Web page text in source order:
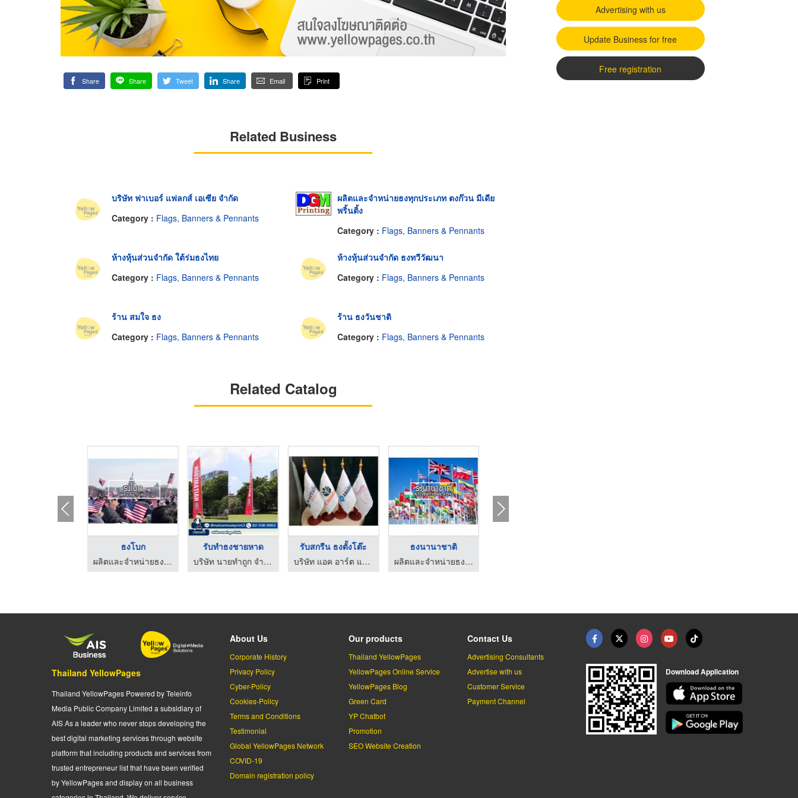
Share Share Tweet Share Email Print
Related Business
บริษัท ฟาเบอร์ แฟลกส์ เอเซีย จำกัด
Category : Flags, Banners & Pennants
ผลิตและจำหน่ายธงทุกประเภท ตงก๊วน มีเดีย
พริ้นติ้ง
Category : Flags, Banners & Pennants
ห้างหุ้นส่วนจำกัด ใต้ร่มธงไทย
Category : Flags, Banners & Pennants
ห้างหุ้นส่วนจำกัด ธงทวีวัฒนา
Category : Flags, Banners & Pennants
ร้าน สมใจ ธง
Category : Flags, Banners & Pennants
ร้าน ธงวันชาติ
Category : Flags, Banners & Pennants
Related Catalog
ธงโบก
ผลิตและจำหน่ายธงทุกประเภท ตงก๊วน มีเดีย พริ้นติ้ง
รับทําธงชายหาด
บริษัท นายทำถูก จำกัด
รับสกรีน ธงตั้งโต๊ะ
บริษัท แอค อาร์ต แอดเวอร์ไทซิ่ง จำกัด
ธงนานาชาติ
ผลิตและจำหน่ายธงทุกประเภท ตงก๊วน มีเดีย พริ้นติ้ง
Advertising with us
Update Business for free
Free registration
Thailand YellowPages
Thailand YellowPages Powered by Teleinfo
Media Public Company Limited a subsidiary of
AIS As a leader who never stops developing the
best digital marketing services through website
platform that including products and services from
trusted entrepreneur list that have been verified
by YellowPages and display on all business
About Us
Corporate History
Privacy Policy
Cyber-Policy
Cookies-Policy
Terms and Conditions
Testimonial
Global YellowPages Network
COVID-19
Domain registration policy
Our products
Thailand YellowPages
YellowPages Online Service
YellowPages Blog
Green Card
YP Chatbot
Promotion
SEO Website Creation
Contact Us
Advertising Consultants
Advertise with us
Customer Service
Payment Channel
Download Application